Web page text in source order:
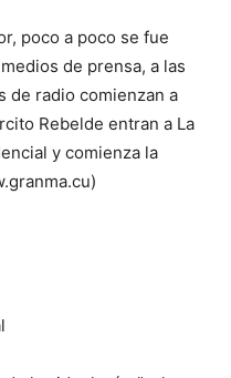
poco a poco se fue
de prensa, a las
de radio comienzan a
Rebelde entran a La
y comienza la